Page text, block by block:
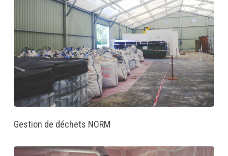
Gestion de déchets NORM